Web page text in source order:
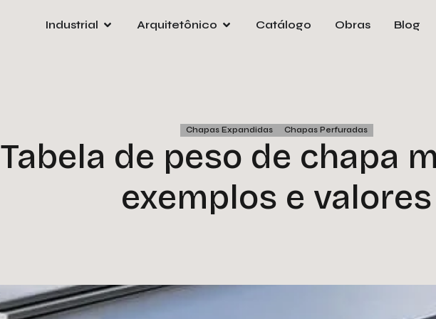
Industrial Arquitetônico Catálogo Obras Blog
Chapas Expandidas Chapas Perfuradas
Tabela de peso de chapa
exemplos e valores